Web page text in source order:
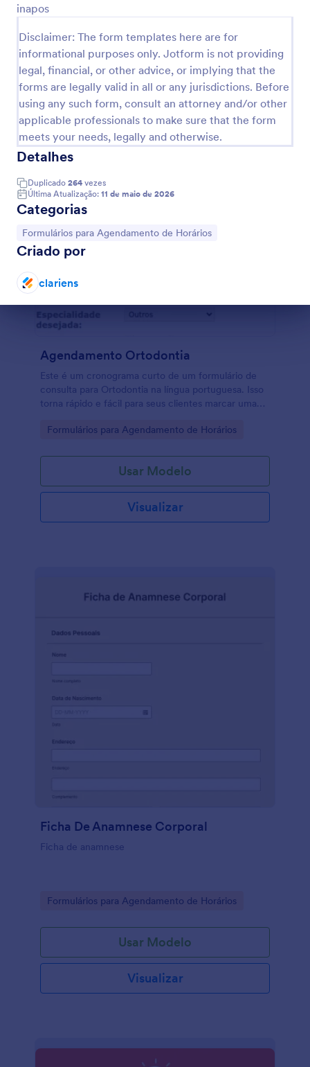
inapos
Disclaimer: The form templates here are for
informational purposes only. Jotform is not providing
legal, financial, or other advice, or implying that the
forms are legally valid in all or any jurisdictions. Before
using any such form, consult an attorney and/or other
applicable professionals to make sure that the form
meets your needs, legally and otherwise.
Detalhes
Duplicado 264 vezes
Última Atualização: 11 de maio de 2026
Categorias
Ir para Categoria:
Formulários para Agendamento de Horários
Criado por
clariens
Visualizar
Agendamento Ortodontia
Este é um cronograma curto de um formulário de
consulta para Ortodontia na língua portuguesa. Isso
torna rápido e fácil para seus clientes marcar uma
Go to Category:
Formulários para Agendamento de Horários
Usar Modelo
Visualizar
Ficha De Anamnese Corporal
Ficha de anamnese
Go to Category:
Formulários para Agendamento de Horários
Usar Modelo
Visualizar